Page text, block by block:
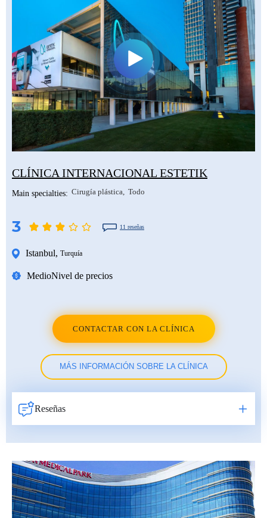
CLÍNICA INTERNACIONAL ESTETIK
Main specialties: Cirugía plástica Todo
3 11 reseñas
Istanbul, Turquía
MedioNivel de precios
CONTACTAR CON LA CLÍNICA
MÁS INFORMACIÓN SOBRE LA CLÍNICA
Reseñas